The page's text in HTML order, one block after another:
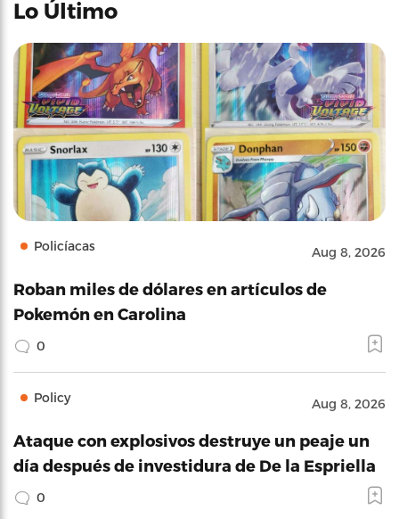
Lo Último
Policíacas Aug 8, 2026
Roban miles de dólares en artículos de
Pokemón en Carolina
0
Policy Aug 8, 2026
Ataque con explosivos destruye un peaje un
día después de investidura de De la Espriella
0